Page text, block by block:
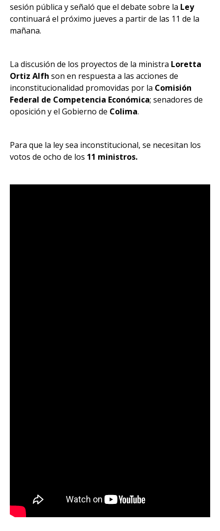
sesión pública y señaló que el debate sobre la Ley
continuará el próximo jueves a partir de las 11 de la
mañana.
La discusión de los proyectos de la ministra Loretta
Ortiz Alfh son en respuesta a las acciones de
inconstitucionalidad promovidas por la Comisión
Federal de Competencia Económica; senadores de
oposición y el Gobierno de Colima.
Para que la ley sea inconstitucional, se necesitan los
votos de ocho de los 11 ministros.